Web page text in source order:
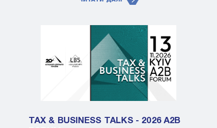
TAX & BUSINESS TALKS - 2026 A2B